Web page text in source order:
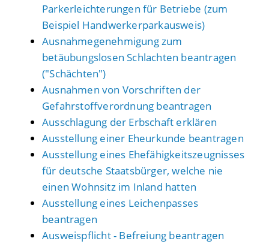
Parkerleichterungen für Betriebe (zum
Beispiel Handwerkerparkausweis)
Ausnahmegenehmigung zum
betäubungslosen Schlachten beantragen
("Schächten")
Ausnahmen von Vorschriften der
Gefahrstoffverordnung beantragen
Ausschlagung der Erbschaft erklären
Ausstellung einer Eheurkunde beantragen
Ausstellung eines Ehefähigkeitszeugnisses
für deutsche Staatsbürger, welche nie
einen Wohnsitz im Inland hatten
Ausstellung eines Leichenpasses
beantragen
Ausweispflicht - Befreiung beantragen